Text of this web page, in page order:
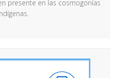
presente en las cosmogonías